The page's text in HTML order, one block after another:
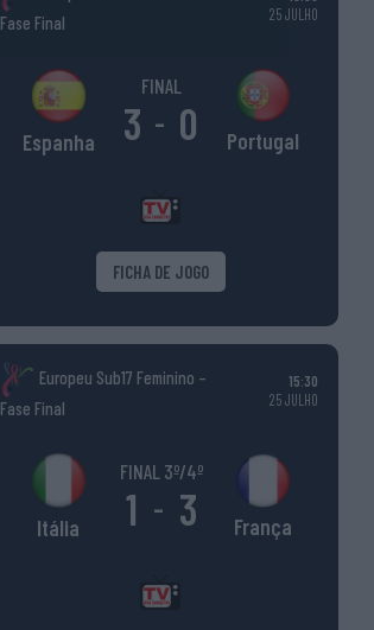
Fase Final
25 JULHO
Espanha
FINAL
3 - 0 Portugal
FICHA DE JOGO
Europeu Sub17 Feminino –
Fase Final
15:30
25 JULHO
Itália
FINAL 3º/4º
1 - 3 França